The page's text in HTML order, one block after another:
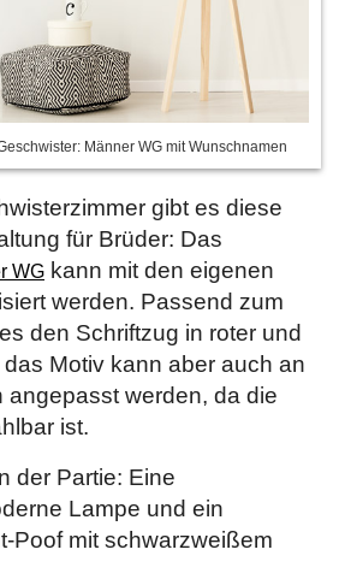
Männer WG mit Wunschnamen
gibt es diese
für Brüder: Das
WG kann mit den eigenen
werden. Passend zum
den Schriftzug in roter und
Motiv kann aber auch an
angepasst werden, da die
ist.
der Partie: Eine
Lampe und ein
Poof mit schwarzweißem